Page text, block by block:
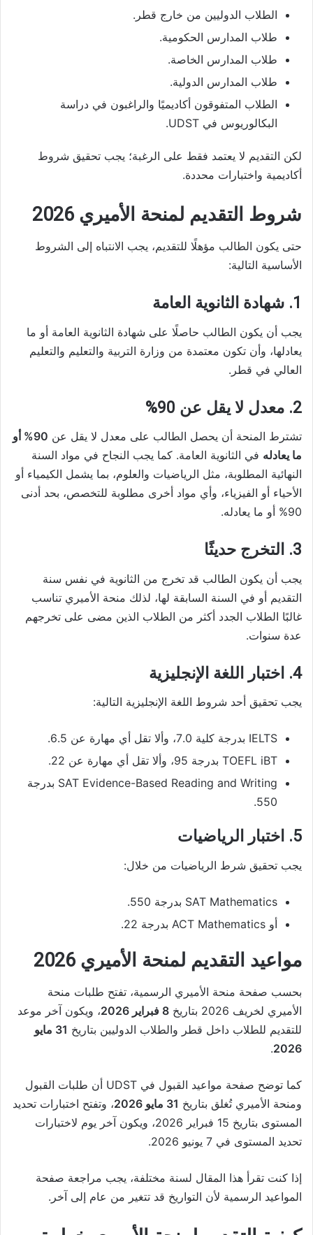
الطلاب الدوليين من خارج قطر.
طلاب المدارس الحكومية.
طلاب المدارس الخاصة.
طلاب المدارس الدولية.
الطلاب المتفوقون أكاديميًا والراغبون في دراسة
البكالوريوس في UDST.
لكن التقديم لا يعتمد فقط على الرغبة؛ يجب تحقيق شروط
أكاديمية واختبارات محددة.
شروط التقديم لمنحة الأميري 2026
حتى يكون الطالب مؤهلًا للتقديم، يجب الانتباه إلى الشروط
الأساسية التالية:
1. شهادة الثانوية العامة
يجب أن يكون الطالب حاصلًا على شهادة الثانوية العامة أو ما
يعادلها، وأن تكون معتمدة من وزارة التربية والتعليم والتعليم
العالي في قطر.
2. معدل لا يقل عن 90%
تشترط المنحة أن يحصل الطالب على معدل لا يقل عن
90% أو
ما يعادله في الثانوية العامة. كما يجب النجاح في مواد السنة
النهائية المطلوبة، مثل الرياضيات والعلوم، بما يشمل الكيمياء أو
الأحياء أو الفيزياء، وأي مواد أخرى مطلوبة للتخصص، بحد أدنى
90% أو ما يعادله.
3. التخرج حديثًا
يجب أن يكون الطالب قد تخرج من الثانوية في نفس سنة
التقديم أو في السنة السابقة لها، لذلك منحة الأميري تناسب
غالبًا الطلاب الجدد أكثر من الطلاب الذين مضى على تخرجهم
عدة سنوات.
4. اختبار اللغة الإنجليزية
يجب تحقيق أحد شروط اللغة الإنجليزية التالية:
IELTS بدرجة كلية 7.0، وألا تقل أي مهارة عن 6.5.
TOEFL iBT بدرجة 95، وألا تقل أي مهارة عن 22.
SAT Evidence-Based Reading and Writing بدرجة
550.
5. اختبار الرياضيات
يجب تحقيق شرط الرياضيات من خلال:
SAT Mathematics بدرجة 550.
أو ACT Mathematics بدرجة 22.
مواعيد التقديم لمنحة الأميري 2026
بحسب صفحة منحة الأميري الرسمية، تفتح طلبات منحة
الأميري لخريف 2026 بتاريخ
8 فبراير 2026
، ويكون آخر موعد
للتقديم للطلاب داخل قطر والطلاب الدوليين بتاريخ
31 مايو
2026
.
كما توضح صفحة مواعيد القبول في UDST أن طلبات القبول
ومنحة الأميري تُغلق بتاريخ 31 مايو 2026
، وتفتح اختبارات تحديد
المستوى بتاريخ 15 فبراير 2026، ويكون آخر يوم لاختبارات
تحديد المستوى في 7 يونيو 2026.
إذا كنت تقرأ هذا المقال لسنة مختلفة، يجب مراجعة صفحة
المواعيد الرسمية لأن التواريخ قد تتغير من عام إلى آخر.